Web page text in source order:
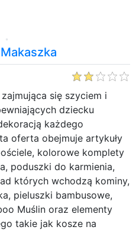
się szyciem i
dziecku
każdego
oferta obejmuje artykuły
kolorowe komplety
poduszki do karmienia,
których wchodzą kominy,
pieluszki bambusowe,
Muślin oraz elementy
takie jak kosze na